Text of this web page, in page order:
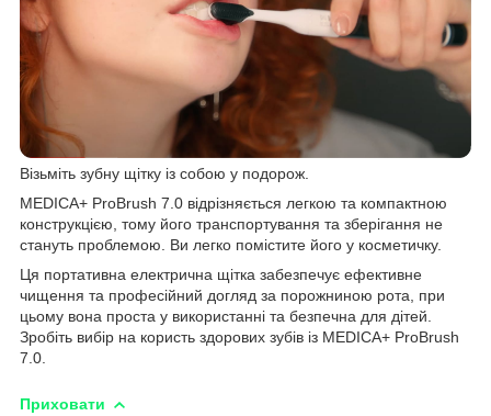
Візьміть зубну щітку із собою у подорож.
MEDICA+ ProBrush 7.0 відрізняється легкою та компактною
конструкцією, тому його транспортування та зберігання не
стануть проблемою. Ви легко помістите його у косметичку.
Ця портативна електрична щітка забезпечує ефективне
чищення та професійний догляд за порожниною рота, при
цьому вона проста у використанні та безпечна для дітей.
Зробіть вибір на користь здорових зубів із MEDICA+ ProBrush
7.0.
Приховати